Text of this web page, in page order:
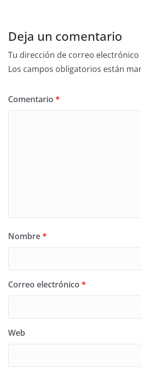
Deja un comentario
Tu dirección de correo
Los campos obligatorios están
Comentario *
Nombre*
Correo electrónico *
Web